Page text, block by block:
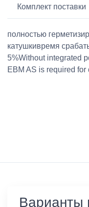
Комплект поставки
полностью
катушкивремя
5%Without integrated
EBM AS is required for
Варианты